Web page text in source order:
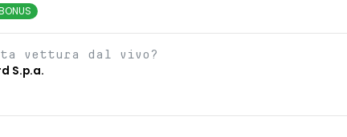
vettura dal vivo?
S.p.a.